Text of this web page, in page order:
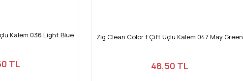
Kalem 036 Light Blue
TL
Zig Clean Color f Çift Uçlu Kalem 047 May Green
48,50 TL